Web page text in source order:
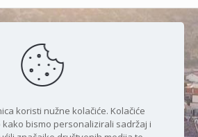
kristalnog mora i
prirode
koristi nužne kolačiće. Kolačiće
bismo personalizirali sadržaj i